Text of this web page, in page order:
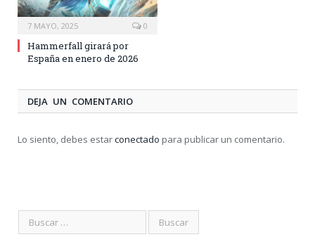
7 MAYO, 2025 0
Hammerfall girará por
España en enero de 2026
DEJA UN COMENTARIO
Lo siento, debes estarconectado para publicar un comentario.